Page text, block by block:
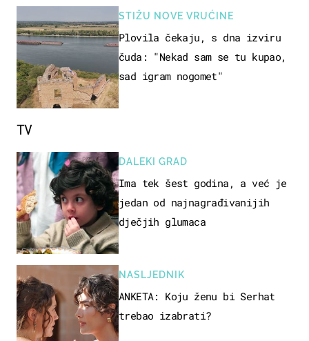
STIŽU NOVE VRUĆINE
Plovila čekaju, s dna izviru
čuda: "Nekad sam se tu kupao,
sad igram nogomet"
TV
DALEKI GRAD
Ima tek šest godina, a već je
jedan od najnagrađivanijih
dječjih glumaca
NASLJEDNIK
ANKETA: Koju ženu bi Serhat
trebao izabrati?